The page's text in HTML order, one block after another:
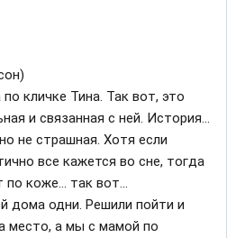
кличке Тина. Так вот, это
и связанная с ней. История...
не страшная. Хотя если
все кажется во сне, тогда
коже... так вот...
дома одни. Решили пойти и
место, а мы с мамой по